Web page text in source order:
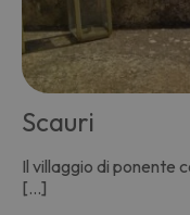
Scauri
Il villaggio di ponente
[…]